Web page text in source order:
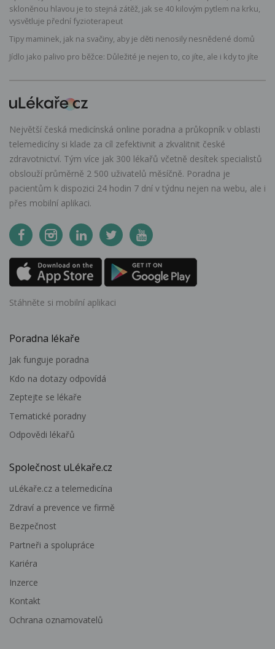
skloněnou hlavou je to stejná zátěž, jak se 40 kilovým pytlem na krku,
vysvětluje přední fyzioterapeut
Tipy maminek, jak na svačiny, aby je děti nenosily nesnědené domů
Jídlo jako palivo pro běžce: Důležité je nejen to, co jíte, ale i kdy to jíte
Největší česká medicínská online poradna a průkopník v oblasti
telemedicíny si klade za cíl zefektivnit a zkvalitnit české
zdravotnictví. Tým více jak 300 lékařů včetně desítek specialistů
obslouží průměrně 2 500 uživatelů měsíčně. Poradna je
pacientům k dispozici 24 hodin 7 dní v týdnu nejen na webu, ale i
přes mobilní aplikaci.
Stáhněte si mobilní aplikaci
Poradna lékaře
Jak funguje poradna
Kdo na dotazy odpovídá
Zeptejte se lékaře
Tematické poradny
Odpovědi lékařů
Společnost uLékaře.cz
uLékaře.cz a telemedicína
Zdraví a prevence ve firmě
Bezpečnost
Partneři a spolupráce
Kariéra
Inzerce
Kontakt
Ochrana oznamovatelů